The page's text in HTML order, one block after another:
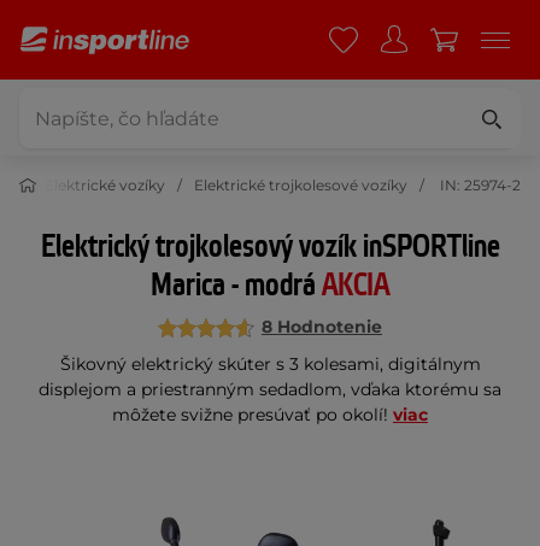
Elektrické vozíky Elektrické trojkolesové vozíky IN: 25974-2
Elektrický trojkolesový vozík inSPORTline
Marica - modráAKCIA
8 Hodnotenie
Šikovný elektrický skúter s 3 kolesami, digitálnym
displejom a priestranným sedadlom, vďaka ktorému sa
môžete svižne presúvať po okolí! viac